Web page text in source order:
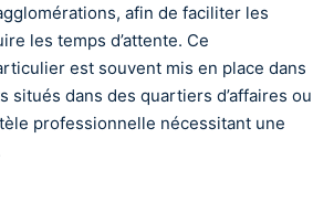
afin de faciliter les
les temps d’attente. Ce
est souvent mis en place dans
situés dans des quartiers d’affaires ou
professionnelle nécessitant une